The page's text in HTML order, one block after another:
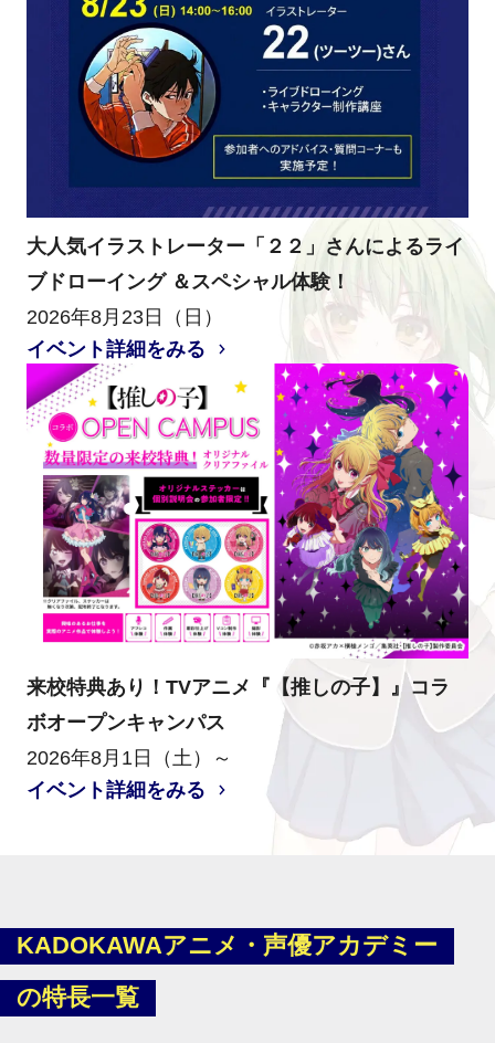
大人気イラストレーター「２２」さんによるライ
ブドローイング ＆スペシャル体験！
2026年8月23日（日）
イベント詳細をみる
来校特典あり！TVアニメ『【推しの子】』コラ
ボオープンキャンパス
2026年8月1日（土）～
イベント詳細をみる
KADOKAWAアニメ・声優アカデミー
の特長一覧